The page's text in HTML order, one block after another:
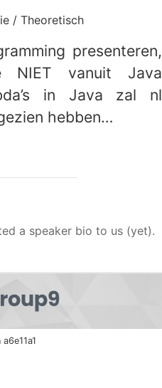
/ Theoretisch
presenteren,
NIET vanuit Java
in Java zal nl
hebben…
a speaker bio to us (yet).